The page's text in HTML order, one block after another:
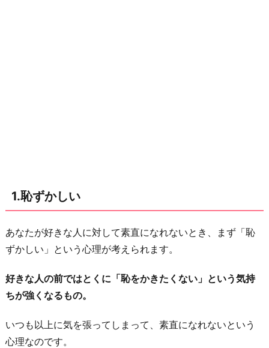
嫌
れ
る
が
こ
わ
い
1.恥ずかしい
あなたが好きな人に対して素直になれないとき、まず「恥
ずかしい」という心理が考えられます。
好きな人の前ではとくに「恥をかきたくない」という気持
ちが強くなるもの。
いつも以上に気を張ってしまって、素直になれないという
心理なのです。